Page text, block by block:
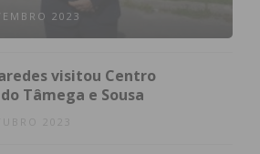
2023
visitou Centro
Tâmega e Sousa
2023